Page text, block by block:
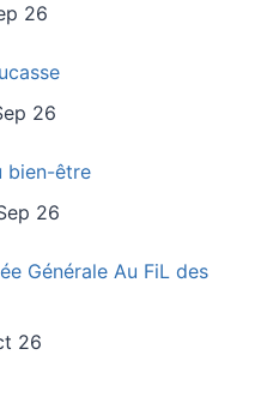
26
26
bien-être
26
Générale Au FiL des
26